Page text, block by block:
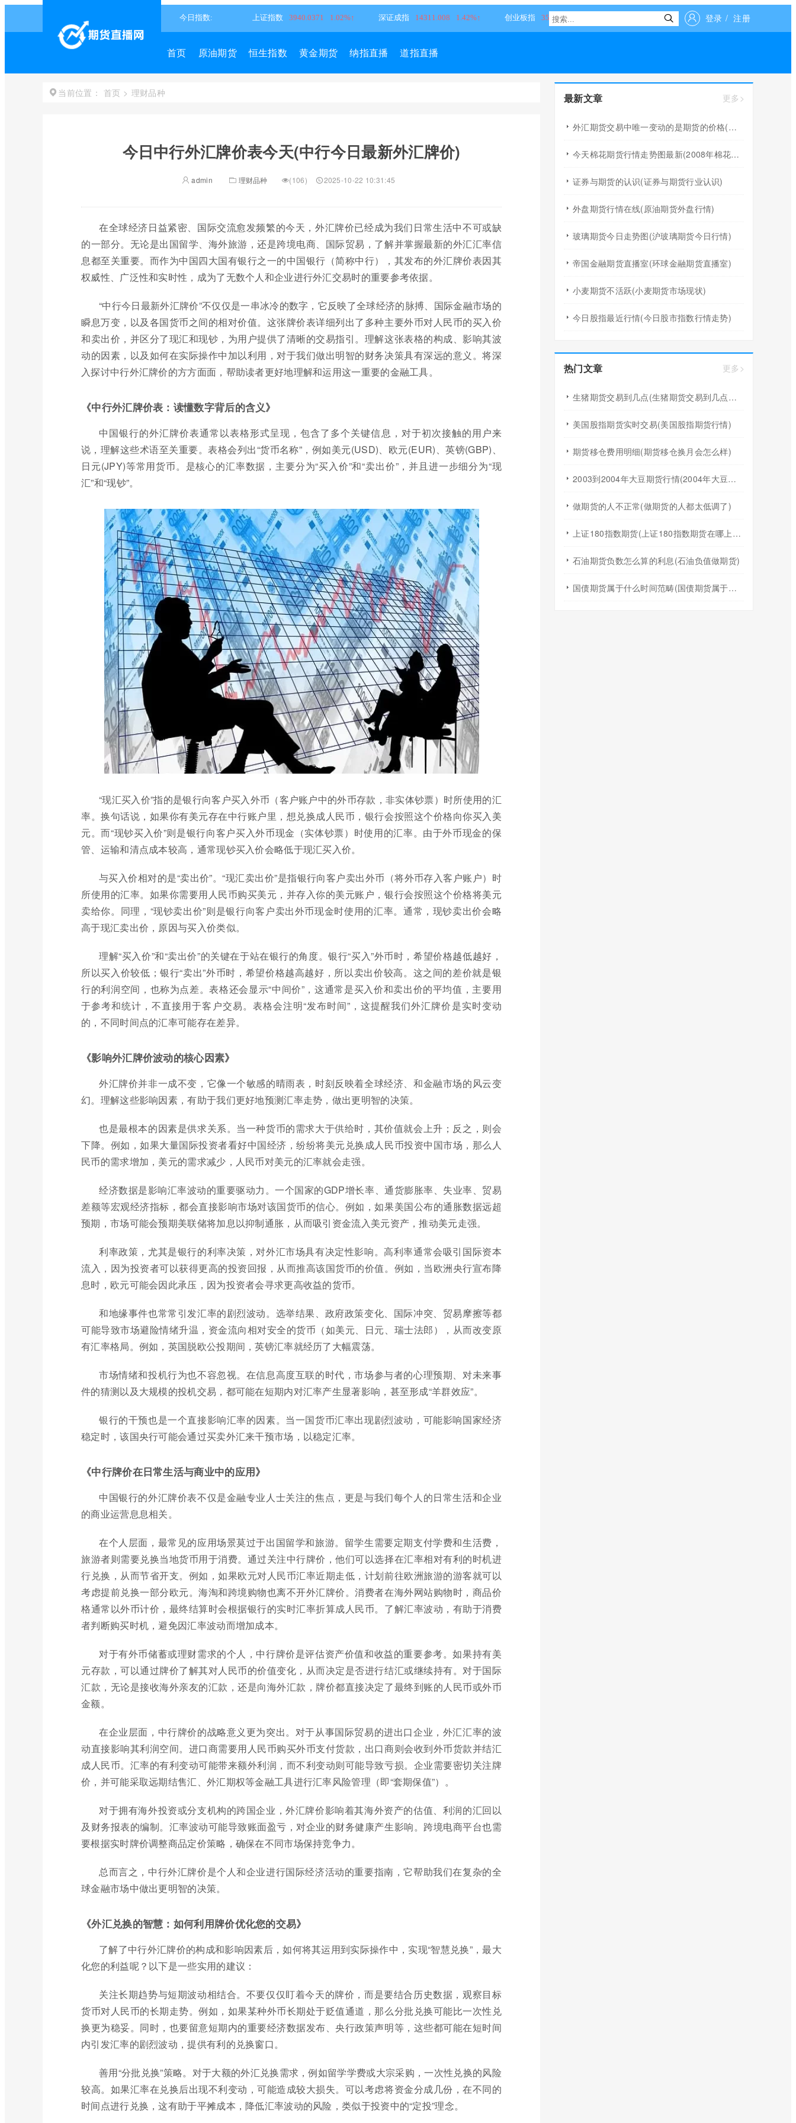
登录 / 注册
首页 原油期货 恒生指数 黄金期货 纳指直播 道指直播
当前位置： 首页 > 理财品种
今日中行外汇牌价表今天(中行今日最新外汇牌价)
admin 理财品种 (106) 2025-10-22 10:31:45
在全球经济日益紧密、国际交流愈发频繁的今天，外汇牌价已经成为我们日常生活中不可或缺
的一部分。无论是出国留学、海外旅游，还是跨境电商、国际贸易，了解并掌握最新的外汇汇率信
息都至关重要。而作为中国四大国有银行之一的中国银行（简称中行），其发布的外汇牌价表因其
权威性、广泛性和实时性，成为了无数个人和企业进行外汇交易时的重要参考依据。
“中行今日最新外汇牌价”不仅仅是一串冰冷的数字，它反映了全球经济的脉搏、国际金融市场的
瞬息万变，以及各国货币之间的相对价值。这张牌价表详细列出了多种主要外币对人民币的买入价
和卖出价，并区分了现汇和现钞，为用户提供了清晰的交易指引。理解这张表格的构成、影响其波
动的因素，以及如何在实际操作中加以利用，对于我们做出明智的财务决策具有深远的意义。将深
入探讨中行外汇牌价的方方面面，帮助读者更好地理解和运用这一重要的金融工具。
《中行外汇牌价表：读懂数字背后的含义》
中国银行的外汇牌价表通常以表格形式呈现，包含了多个关键信息，对于初次接触的用户来
说，理解这些术语至关重要。表格会列出“货币名称”，例如美元(USD)、欧元(EUR)、英镑(GBP)、
日元(JPY)等常用货币。是核心的汇率数据，主要分为“买入价”和“卖出价”，并且进一步细分为“现
汇”和“现钞”。
“现汇买入价”指的是银行向客户买入外币（客户账户中的外币存款，非实体钞票）时所使用的汇
率。换句话说，如果你有美元存在中行账户里，想兑换成人民币，银行会按照这个价格向你买入美
元。而“现钞买入价”则是银行向客户买入外币现金（实体钞票）时使用的汇率。由于外币现金的保
管、运输和清点成本较高，通常现钞买入价会略低于现汇买入价。
与买入价相对的是“卖出价”。“现汇卖出价”是指银行向客户卖出外币（将外币存入客户账户）时
所使用的汇率。如果你需要用人民币购买美元，并存入你的美元账户，银行会按照这个价格将美元
卖给你。同理，“现钞卖出价”则是银行向客户卖出外币现金时使用的汇率。通常，现钞卖出价会略
高于现汇卖出价，原因与买入价类似。
理解“买入价”和“卖出价”的关键在于站在银行的角度。银行“买入”外币时，希望价格越低越好，
所以买入价较低；银行“卖出”外币时，希望价格越高越好，所以卖出价较高。这之间的差价就是银
行的利润空间，也称为点差。表格还会显示“中间价”，这通常是买入价和卖出价的平均值，主要用
于参考和统计，不直接用于客户交易。表格会注明“发布时间”，这提醒我们外汇牌价是实时变动
的，不同时间点的汇率可能存在差异。
《影响外汇牌价波动的核心因素》
外汇牌价并非一成不变，它像一个敏感的晴雨表，时刻反映着全球经济、和金融市场的风云变
幻。理解这些影响因素，有助于我们更好地预测汇率走势，做出更明智的决策。
也是最根本的因素是供求关系。当一种货币的需求大于供给时，其价值就会上升；反之，则会
下降。例如，如果大量国际投资者看好中国经济，纷纷将美元兑换成人民币投资中国市场，那么人
民币的需求增加，美元的需求减少，人民币对美元的汇率就会走强。
经济数据是影响汇率波动的重要驱动力。一个国家的GDP增长率、通货膨胀率、失业率、贸易
差额等宏观经济指标，都会直接影响市场对该国货币的信心。例如，如果美国公布的通胀数据远超
预期，市场可能会预期美联储将加息以抑制通胀，从而吸引资金流入美元资产，推动美元走强。
利率政策，尤其是银行的利率决策，对外汇市场具有决定性影响。高利率通常会吸引国际资本
流入，因为投资者可以获得更高的投资回报，从而推高该国货币的价值。例如，当欧洲央行宣布降
息时，欧元可能会因此承压，因为投资者会寻求更高收益的货币。
和地缘事件也常常引发汇率的剧烈波动。选举结果、政府政策变化、国际冲突、贸易摩擦等都
可能导致市场避险情绪升温，资金流向相对安全的货币（如美元、日元、瑞士法郎），从而改变原
有汇率格局。例如，英国脱欧公投期间，英镑汇率就经历了大幅震荡。
市场情绪和投机行为也不容忽视。在信息高度互联的时代，市场参与者的心理预期、对未来事
件的猜测以及大规模的投机交易，都可能在短期内对汇率产生显著影响，甚至形成“羊群效应”。
银行的干预也是一个直接影响汇率的因素。当一国货币汇率出现剧烈波动，可能影响国家经济
稳定时，该国央行可能会通过买卖外汇来干预市场，以稳定汇率。
《中行牌价在日常生活与商业中的应用》
中国银行的外汇牌价表不仅是金融专业人士关注的焦点，更是与我们每个人的日常生活和企业
的商业运营息息相关。
在个人层面，最常见的应用场景莫过于出国留学和旅游。留学生需要定期支付学费和生活费，
旅游者则需要兑换当地货币用于消费。通过关注中行牌价，他们可以选择在汇率相对有利的时机进
行兑换，从而节省开支。例如，如果欧元对人民币汇率近期走低，计划前往欧洲旅游的游客就可以
考虑提前兑换一部分欧元。海淘和跨境购物也离不开外汇牌价。消费者在海外网站购物时，商品价
格通常以外币计价，最终结算时会根据银行的实时汇率折算成人民币。了解汇率波动，有助于消费
者判断购买时机，避免因汇率波动而增加成本。
对于有外币储蓄或理财需求的个人，中行牌价是评估资产价值和收益的重要参考。如果持有美
元存款，可以通过牌价了解其对人民币的价值变化，从而决定是否进行结汇或继续持有。对于国际
汇款，无论是接收海外亲友的汇款，还是向海外汇款，牌价都直接决定了最终到账的人民币或外币
金额。
在企业层面，中行牌价的战略意义更为突出。对于从事国际贸易的进出口企业，外汇汇率的波
动直接影响其利润空间。进口商需要用人民币购买外币支付货款，出口商则会收到外币货款并结汇
成人民币。汇率的有利变动可能带来额外利润，而不利变动则可能导致亏损。企业需要密切关注牌
价，并可能采取远期结售汇、外汇期权等金融工具进行汇率风险管理（即“套期保值”）。
对于拥有海外投资或分支机构的跨国企业，外汇牌价影响着其海外资产的估值、利润的汇回以
及财务报表的编制。汇率波动可能导致账面盈亏，对企业的财务健康产生影响。跨境电商平台也需
要根据实时牌价调整商品定价策略，确保在不同市场保持竞争力。
总而言之，中行外汇牌价是个人和企业进行国际经济活动的重要指南，它帮助我们在复杂的全
球金融市场中做出更明智的决策。
《外汇兑换的智慧：如何利用牌价优化您的交易》
了解了中行外汇牌价的构成和影响因素后，如何将其运用到实际操作中，实现“智慧兑换”，最大
化您的利益呢？以下是一些实用的建议：
关注长期趋势与短期波动相结合。不要仅仅盯着今天的牌价，而是要结合历史数据，观察目标
货币对人民币的长期走势。例如，如果某种外币长期处于贬值通道，那么分批兑换可能比一次性兑
换更为稳妥。同时，也要留意短期内的重要经济数据发布、央行政策声明等，这些都可能在短时间
内引发汇率的剧烈波动，提供有利的兑换窗口。
善用“分批兑换”策略。对于大额的外汇兑换需求，例如留学学费或大宗采购，一次性兑换的风险
较高。如果汇率在兑换后出现不利变动，可能造成较大损失。可以考虑将资金分成几份，在不同的
时间点进行兑换，这有助于平摊成本，降低汇率波动的风险，类似于投资中的“定投”理念。
最新文章 更多>
外汇期货交易中唯一变动的是期货的价格(外汇期货交易中唯一变动的是期货的价格吗)
今天棉花期货行情走势图最新(2008年棉花期货行情回顾)
证券与期货的认识(证券与期货行业认识)
外盘期货行情在线(原油期货外盘行情)
玻璃期货今日走势图(沪玻璃期货今日行情)
帝国金融期货直播室(环球金融期货直播室)
小麦期货不活跃(小麦期货市场现状)
今日股指最近行情(今日股市指数行情走势)
热门文章 更多>
生猪期货交易到几点(生猪期货交易到几点结束)
美国股指期货实时交易(美国股指期货行情)
期货移仓费用明细(期货移仓换月会怎么样)
2003到2004年大豆期货行情(2004年大豆期货回顾)
做期货的人不正常(做期货的人都太低调了)
上证180指数期货(上证180指数期货在哪上市的)
石油期货负数怎么算的利息(石油负值做期货)
国债期货属于什么时间范畴(国债期货属于什么时间范畴的)